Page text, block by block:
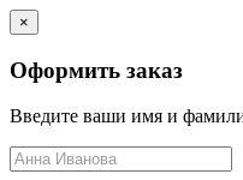
×
Оформить заказ
Введите ваши имя и